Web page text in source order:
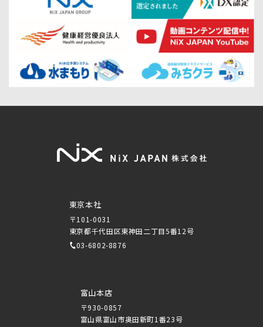
東京本社
〒101-0031
東京都千代田区東神田二丁目5番12号
03-6802-8876
富山本店
〒930-0857
富山県富山市奥田新町1番23号